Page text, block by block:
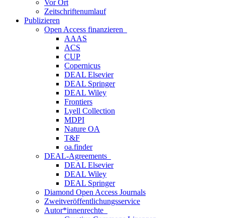
Vor Ort
Zeitschriftenumlauf
Publizieren
Open Access finanzieren
AAAS
ACS
CUP
Copernicus
DEAL Elsevier
DEAL Springer
DEAL Wiley
Frontiers
Lyell Collection
MDPI
Nature OA
T&F
oa.finder
DEAL-Agreements
DEAL Elsevier
DEAL Wiley
DEAL Springer
Diamond Open Access Journals
Zweitveröffentlichungsservice
Autor*innenrechte